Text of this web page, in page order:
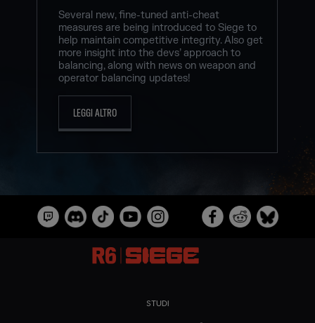
Several new, fine-tuned anti-cheat
measures are being introduced to Siege to
help maintain competitive integrity. Also get
more insight into the devs’ approach to
balancing, along with news on weapon and
operator balancing updates!
LEGGI ALTRO
STUDI